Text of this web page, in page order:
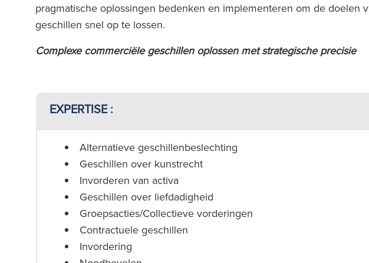
pragmatische oplossingen bedenken en implementeren om de doelen
geschillen snel op te lossen.
Complexe commerciële geschillen oplossen met strategische precisie
EXPERTISE :
Alternatieve geschillenbeslechting
Geschillen over kunstrecht
Invorderen van activa
Geschillen over liefdadigheid
Groepsacties/Collectieve vorderingen
Contractuele geschillen
Invordering